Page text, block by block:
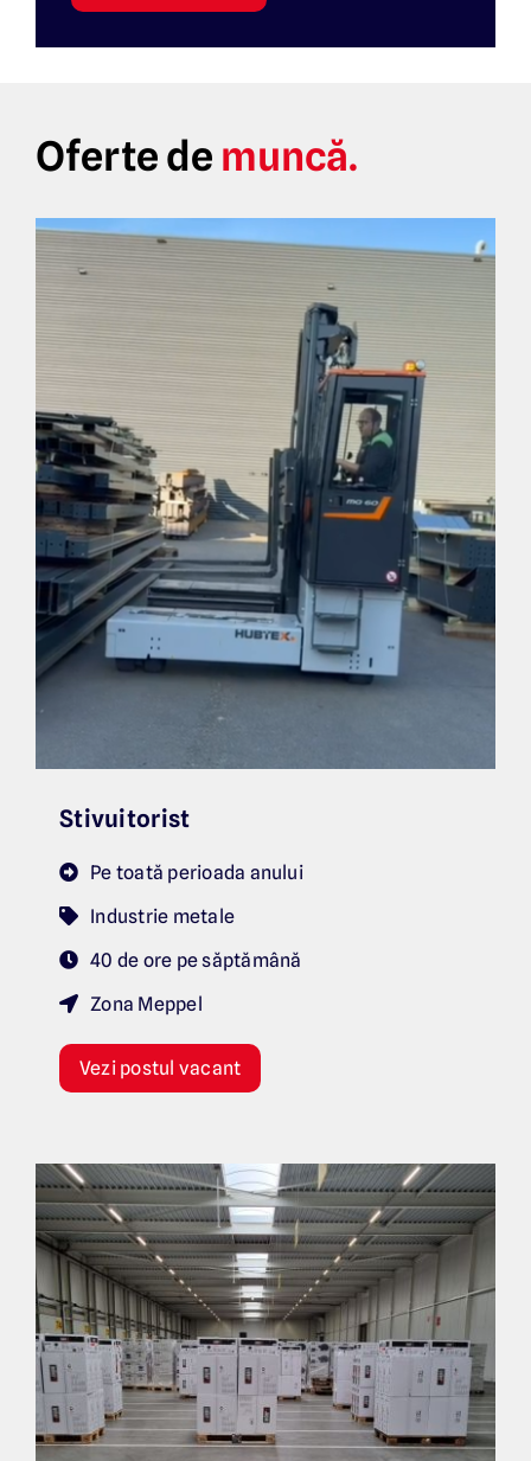
Oferte de muncă.
Stivuitorist
Pe toată perioada anului
Industrie metale
40 de ore pe săptămână
Zona Meppel
Vezi postul vacant